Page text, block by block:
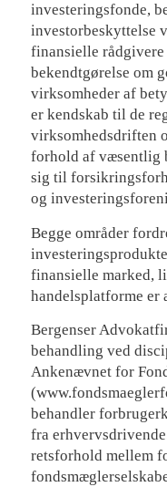
investeringsfonde,
investorbeskyttelse
finansielle
bekendtgørelse om
virksomheder af
er kendskab til de
virksomhedsdriften
forhold af væsentlig
sig til
og
Begge områder
finansielle marked,
handelsplatforme
Bergenser
behandling ved
Ankenævnet for
behandler
fra
retsforhold mellem